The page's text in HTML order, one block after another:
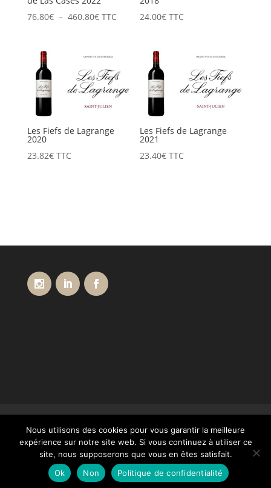
76.80€ – 460.80€Plage
à
460.80€
TTC
24.00€ TTC
Les Fiefs de Lagrange
2020
23.82€ TTC
Les Fiefs de Lagrange
2021
23.40€ TTC
Paiement
Mentions légales
Contact
Notre Catalogue
Politique de confidentialité – RGPD
Nous utilisons des cookies pour vous garantir la meilleure
expérience sur notre site web. Si vous continuez à utiliser ce
site, nous supposerons que vous en êtes satisfait.
Ok
Non Politique de confidentialité